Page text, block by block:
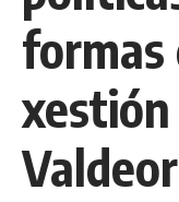
formas
xestión